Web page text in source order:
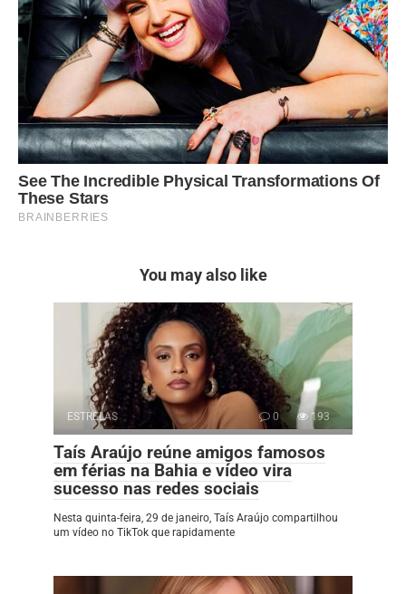
You may also like
ESTRELAS 0 193
Taís Araújo reúne amigos famosos
em férias na Bahia e vídeo vira
sucesso nas redes sociais
Nesta quinta-feira, 29 de janeiro, Taís Araújo compartilhou
um vídeo no TikTok que rapidamente